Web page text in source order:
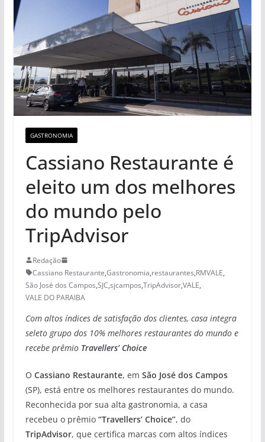
GASTRONOMIA
Cassiano Restaurante é
eleito um dos melhores
do mundo pelo
TripAdvisor
Redação
Cassiano Restaurante,Gastronomia,restaurantes,RMVALE,
São José dos Campos,SJC,sjcampos,TripAdvisor,VALE,
VALE DO PARAIBA
Com altos índices de satisfação dos clientes, casa integra
seleto grupo dos 10% melhores restaurantes do mundo e
recebe prêmio Travellers’ Choice
O Cassiano Restaurante, em São José dos Campos
(SP), está entre os melhores restaurantes do mundo.
Reconhecida por sua alta gastronomia, a casa
recebeu o prêmio “Travellers’ Choice”, do
TripAdvisor, que certifica marcas com altos índices